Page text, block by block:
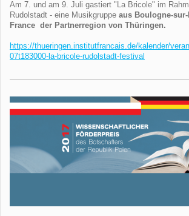
Am 7. und am 9. Juli gastiert "La Bricole" im
Rudolstadt - eine Musikgruppe aus Boulogne-sur-
France der Partnerregion von Thüringen.
https://thueringen.institutfrancais.de/kalender/
07t183000-la-bricole-rudolstadt-festival